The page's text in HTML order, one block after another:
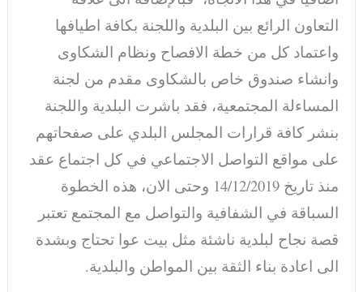
التعاون الرائع بين البلدية واللجنة بكافة اطيافها
واعتماد كل من خطة الافصاح ونظام الشكاوى
وانشاء صندوق خاص بالشكاوى مقدم من لجنة
المساءلة المجتمعية، فقد باشرت البلدية واللجنة
بنشر كافة قرارات المجلس البلدي على صفحاتهم
على مواقع التواصل الاجتماعي في كل اجتماع عقد
منذ تاريخ 14/12/2019 وحتى الان، هذه الخطوة
السباقة في الشفافية والتواصل مع المجتمع تعتبر
قصة نجاح لبلدية ناشئة مثل بيت عوا تحتاج وبشدة
الى اعادة بناء الثقة بين المواطن والبلدية.